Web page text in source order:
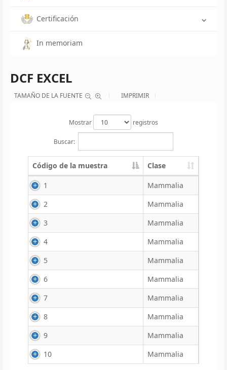
Certificación
In memoriam
DCF EXCEL
TAMAÑO DE LA FUENTE IMPRIMIR
Mostrar registros
Buscar:
Código de la muestra Clase
1
Mammalia
2
Mammalia
3
Mammalia
4
Mammalia
5
Mammalia
6
Mammalia
7
Mammalia
8
Mammalia
9
Mammalia
10
Mammalia